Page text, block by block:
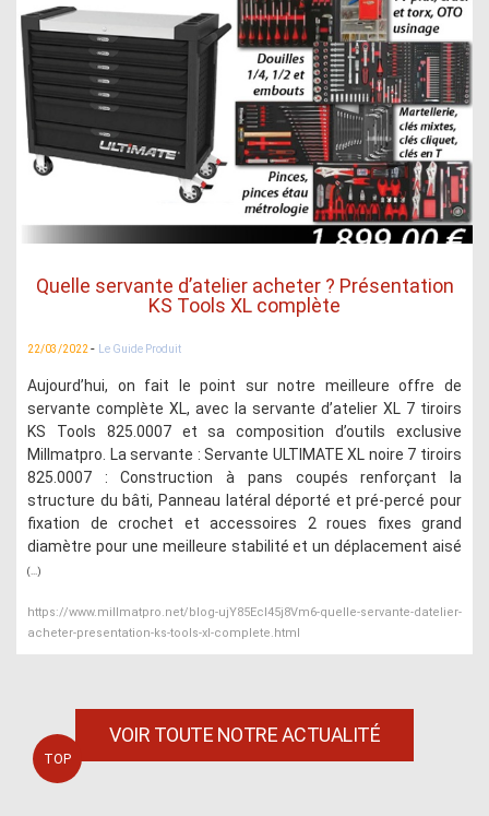
Quelle servante d’atelier acheter ? Présentation
KS Tools XL complète
22/03/2022- Le Guide Produit
Aujourd’hui, on fait le point sur notre meilleure offre de
servante complète XL, avec la servante d’atelier XL 7 tiroirs
KS Tools 825.0007 et sa composition d’outils exclusive
Millmatpro. La servante : Servante ULTIMATE XL noire 7 tiroirs
825.0007 : Construction à pans coupés renforçant la
structure du bâti, Panneau latéral déporté et pré-percé pour
fixation de crochet et accessoires 2 roues fixes grand
diamètre pour une meilleure stabilité et un déplacement aisé
(...)
https://www.millmatpro.net/blog-ujY85EcI45j8Vm6-quelle-servante-datelier-
acheter-presentation-ks-tools-xl-complete.html
VOIR TOUTE NOTRE ACTUALITÉ
TOP